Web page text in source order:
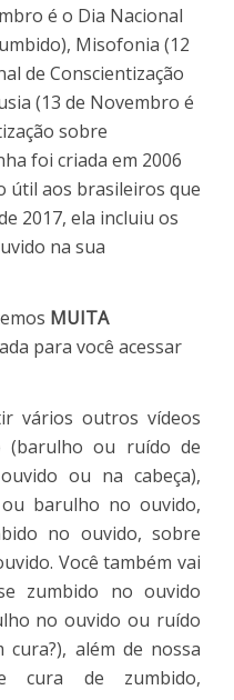
é o Dia Nacional
Misofonia (12
de Conscientização
(13 de Novembro é
sobre
foi criada em 2006
útil aos brasileiros que
2017, ela incluiu os
na sua
MUITA
para você acessar
vários outros vídeos
(barulho ou ruído de
ou na cabeça),
barulho no ouvido,
no ouvido, sobre
Você também vai
zumbido no ouvido
no ouvido ou ruído
além de nossa
cura de zumbido,